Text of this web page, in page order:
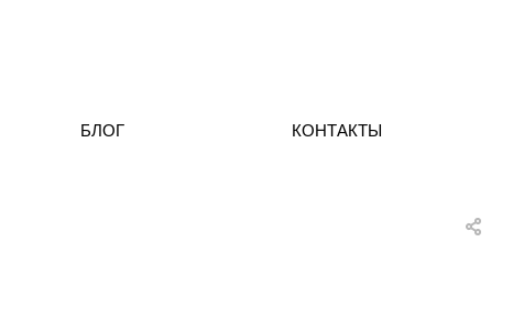
БЛОГ КОНТАКТЫ